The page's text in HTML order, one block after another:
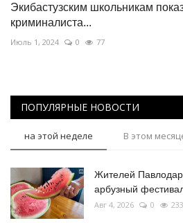
Экибастузским школьникам
криминалиста...
Июль 1, 2024 0 77
ПОПУЛЯРНЫЕ НОВОСТИ
на этой неделе В этом
Жителей
арбузный
Авг 4, 2026 0